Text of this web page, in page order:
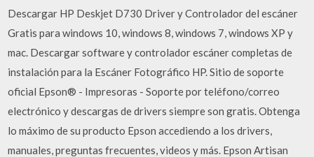
Descargar HP Deskjet D730 Driver y Controlador del escáner
Gratis para windows 10, windows 8, windows 7, windows XP y
mac. Descargar software y controlador escáner completas de
instalación para la Escáner Fotográfico HP. Sitio de soporte
oficial Epson® - Impresoras - Soporte por teléfono/correo
electrónico y descargas de drivers siempre son gratis. Obtenga
lo máximo de su producto Epson accediendo a los drivers,
manuales, preguntas frecuentes, videos y más. Epson Artisan